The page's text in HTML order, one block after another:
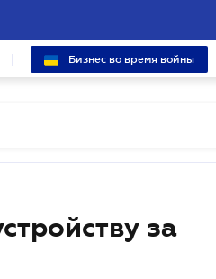
Бизнес во время войны
за